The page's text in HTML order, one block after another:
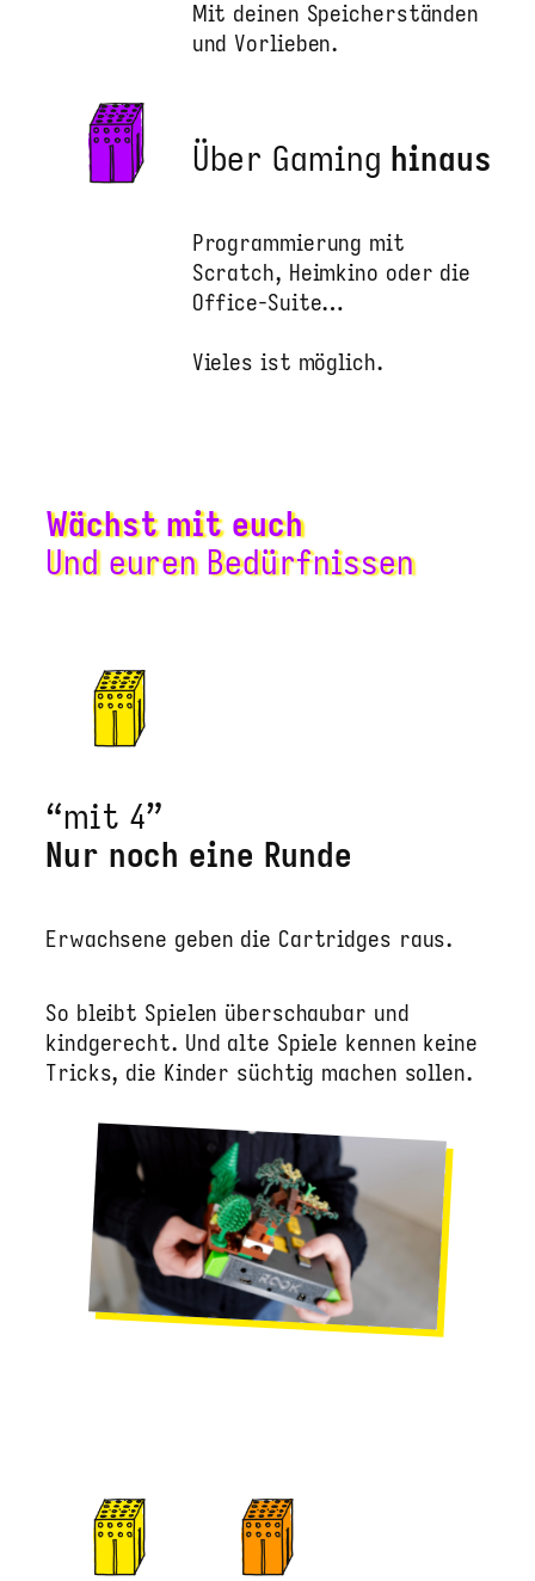
Mit deinen Speicherständen
und Vorlieben.
Über Gaming hinaus
Programmierung mit
Scratch, Heimkino oder die
Office-Suite…
Vieles ist möglich.
Wächst mit euch
Und euren Bedürfnissen
“mit 4”
Nur noch eine Runde
Erwachsene geben die Cartridges raus.
So bleibt Spielen überschaubar und
kindgerecht. Und alte Spiele kennen keine
Tricks, die Kinder süchtig machen sollen.